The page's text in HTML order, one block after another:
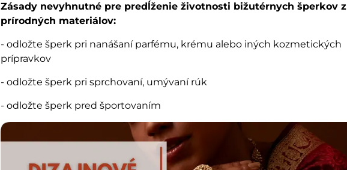
Zásady nevyhnutné pre predĺženie životnosti bižutérnych šperkov z
prírodných materiálov:
- odložte šperk pri nanášaní parfému, krému alebo iných kozmetických
prípravkov
- odložte šperk pri sprchovaní, umývaní rúk
- odložte šperk pred športovaním